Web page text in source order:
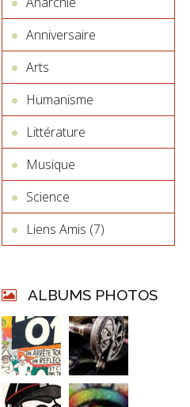
Anniversaire
Arts
Humanisme
Littérature
Musique
Science
Liens Amis (7)
ALBUMS PHOTOS